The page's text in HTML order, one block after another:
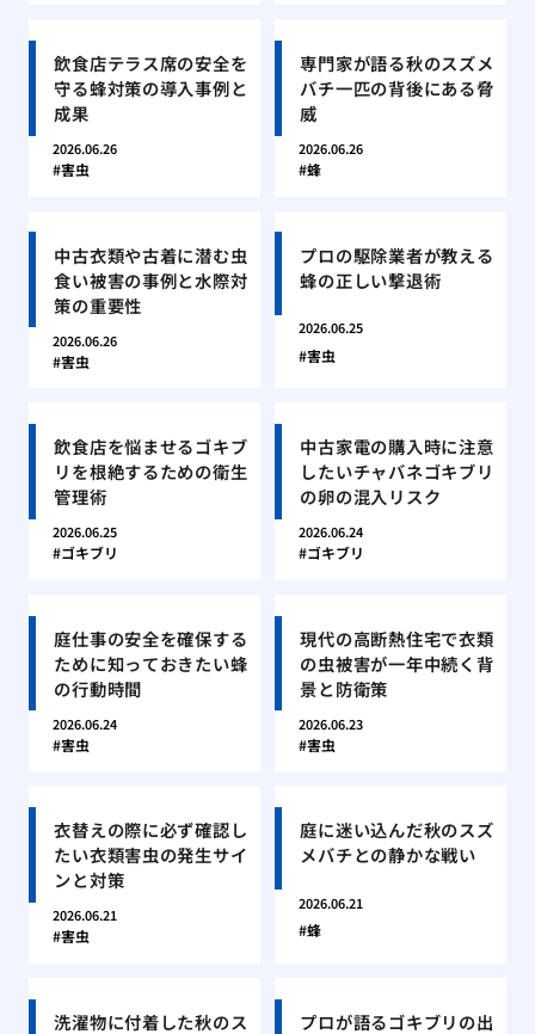
飲食店テラス席の安全を
守る蜂対策の導入事例と
成果
2026.06.26
害虫
専門家が語る秋のスズメ
バチ一匹の背後にある脅
威
2026.06.26
蜂
中古衣類や古着に潜む虫
食い被害の事例と水際対
策の重要性
2026.06.26
害虫
プロの駆除業者が教える
蜂の正しい撃退術
2026.06.25
害虫
飲食店を悩ませるゴキブ
リを根絶するための衛生
管理術
2026.06.25
ゴキブリ
中古家電の購入時に注意
したいチャバネゴキブリ
の卵の混入リスク
2026.06.24
ゴキブリ
庭仕事の安全を確保する
ために知っておきたい蜂
の行動時間
2026.06.24
害虫
現代の高断熱住宅で衣類
の虫被害が一年中続く背
景と防衛策
2026.06.23
害虫
衣替えの際に必ず確認し
たい衣類害虫の発生サイ
ンと対策
2026.06.21
害虫
庭に迷い込んだ秋のスズ
メバチとの静かな戦い
2026.06.21
蜂
洗濯物に付着した秋のス
プロが語るゴキブリの出